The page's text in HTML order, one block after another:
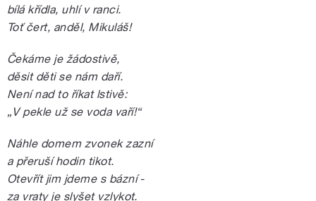
bílá křídla, uhlí v ranci.
Toť čert, anděl, Mikuláš!
Čekáme je žádostivě,
děsit děti se nám daří.
Není nad to říkat lstivě:
„V pekle už se voda vaří!“
Náhle domem zvonek zazní
a přeruší hodin tikot.
Otevřít jim jdeme s bázní -
za vraty je slyšet vzlykot.